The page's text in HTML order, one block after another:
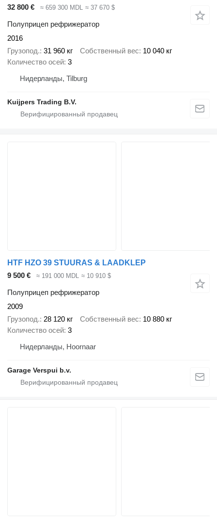
32 800 €
≈ 659 300 MDL ≈ 37 670 $
Полуприцеп рефрижератор
2016
Грузопод. 31 960 кг Собственный вес 10 040 кг
Количество осей 3
Нидерланды, Tilburg
Kuijpers Trading B.V.
HTF HZO 39 STUURAS & LAADKLEP
9 500 €
≈ 191 000 MDL ≈ 10 910 $
Полуприцеп рефрижератор
2009
Грузопод. 28 120 кг Собственный вес 10 880 кг
Количество осей 3
Нидерланды, Hoornaar
Garage Verspui b.v.